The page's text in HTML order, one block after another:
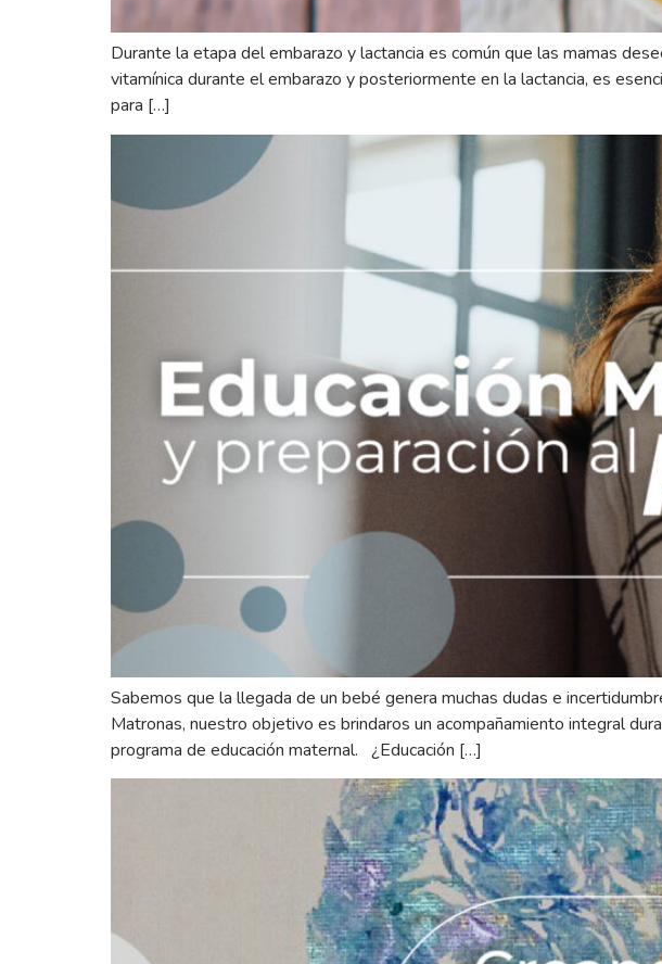
Durante la etapa del embarazo y lactancia es común que las mamas
vitamínica durante el embarazo y posteriormente en la lactancia, es
para […]
Sabemos que la llegada de un bebé genera muchas dudas e
Matronas, nuestro objetivo es brindaros un acompañamiento integral
programa de educación maternal. ¿Educación […]